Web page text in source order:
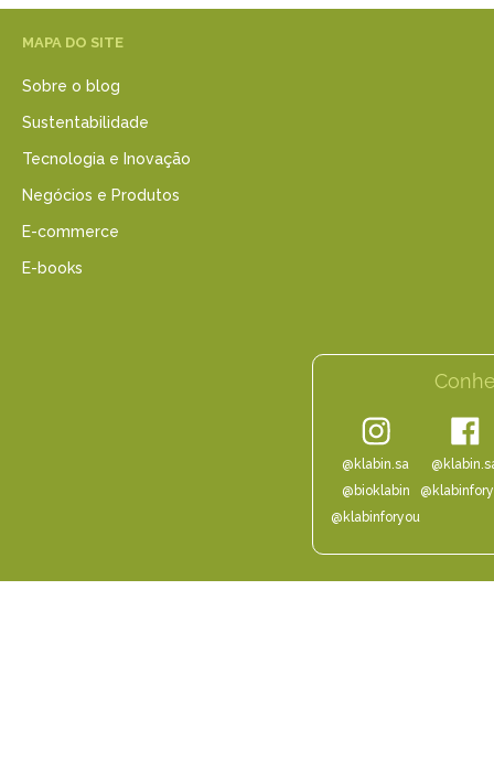
MAPA DO SITE
Sobre o blog
Sustentabilidade
Tecnologia e Inovação
Negócios e Produtos
E-commerce
E-books
@klabin.sa
@bioklabin
@klabinforyou